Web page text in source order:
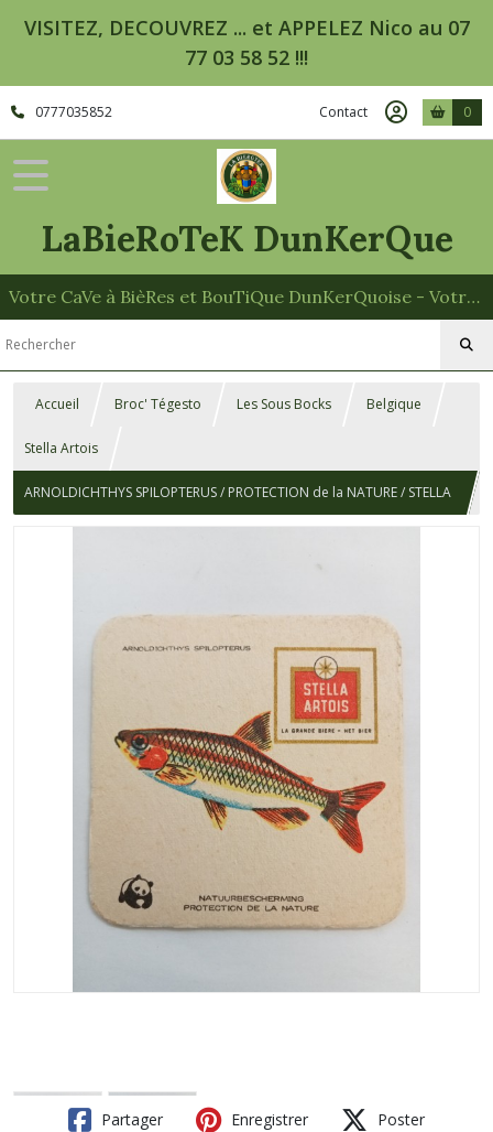
VISITEZ, DECOUVREZ ... et APPELEZ Nico au 07
77 03 58 52 !!!
0777035852 Contact 0
LaBieRoTeK DunKerQue
Votre CaVe à BièRes et BouTiQue DunKerQuoise - Votre Spécialiste des Paniers Garnis
Accueil Broc' Tégesto Les Sous Bocks Belgique
Stella Artois
ARNOLDICHTHYS SPILOPTERUS / PROTECTION de la NATURE / STELLA
Partager Enregistrer Poster